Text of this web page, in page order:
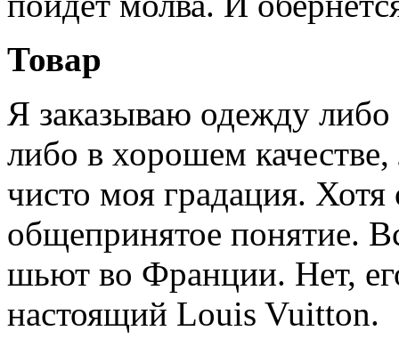
Товар
Я заказываю одежду либо
либо в хорошем
чисто моя градация.
общепринятое понятие.
шьют во Франции. Нет,
настоящий Louis Vuitton.